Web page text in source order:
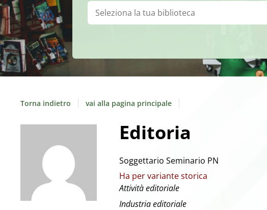
Biblioteca:
Torna indietro vai alla pagina principale
Editoria
Soggettario Seminario PN
Ha per variante storica
Attività editoriale
Industria editoriale